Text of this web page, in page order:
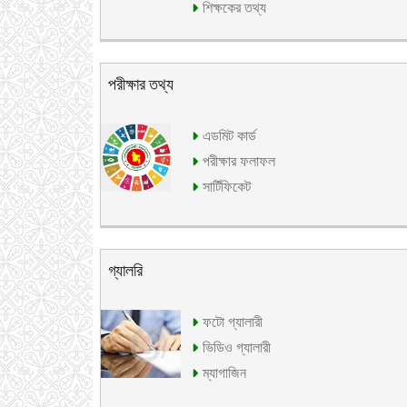
শিক্ষকের তথ্য
পরীক্ষার তথ্য
এডমিট কার্ড
পরীক্ষার ফলাফল
সার্টিফিকেট
গ্যালরি
ফটো গ্যালারী
ভিডিও গ্যালারী
ম্যাগাজিন